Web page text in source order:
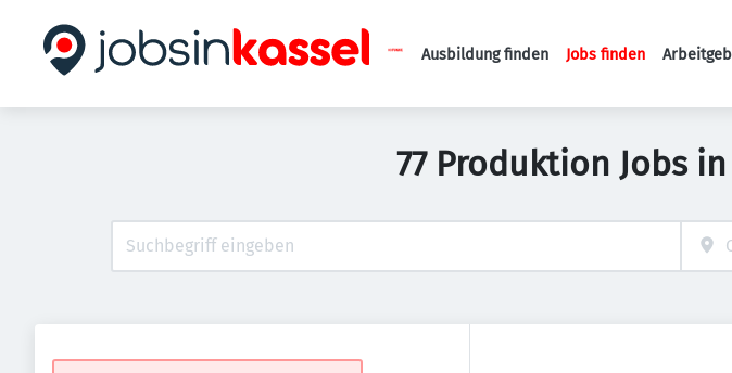
Haupt-
Ausbildung finden Jobs finden
77 Produktion Jobs